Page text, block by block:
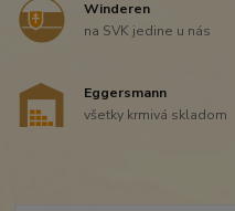
Winderen
na SVK jedine u nás
Eggersmann
všetky krmivá skladom